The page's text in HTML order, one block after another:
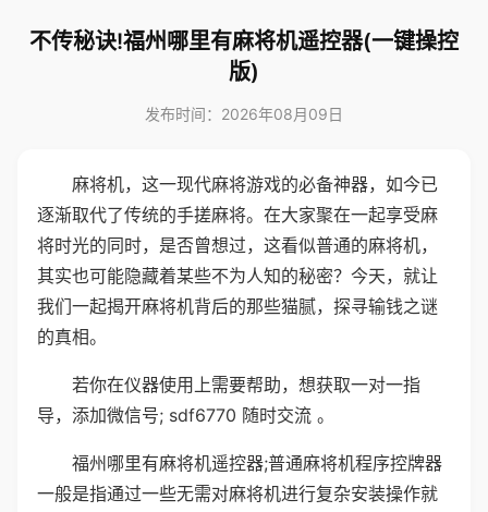
不传秘诀!福州哪里有麻将机遥控器(一键操控
版)
发布时间：2026年08月09日
麻将机，这一现代麻将游戏的必备神器，如今已
逐渐取代了传统的手搓麻将。在大家聚在一起享受麻
将时光的同时，是否曾想过，这看似普通的麻将机，
其实也可能隐藏着某些不为人知的秘密？今天，就让
我们一起揭开麻将机背后的那些猫腻，探寻输钱之谜
的真相。
若你在仪器使用上需要帮助，想获取一对一指
导，添加微信号; sdf6770 随时交流 。
福州哪里有麻将机遥控器;普通麻将机程序控牌器
一般是指通过一些无需对麻将机进行复杂安装操作就